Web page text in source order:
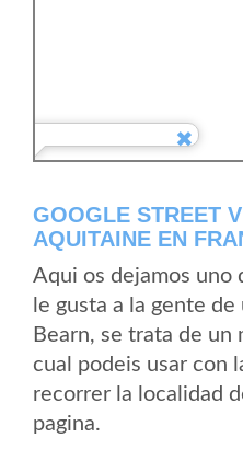
GOOGLE STREET
AQUITAINE EN
Aqui os dejamos uno
le gusta a la gente
Bearn, se trata de un
cual podeis usar con
recorrer la localidad
pagina.